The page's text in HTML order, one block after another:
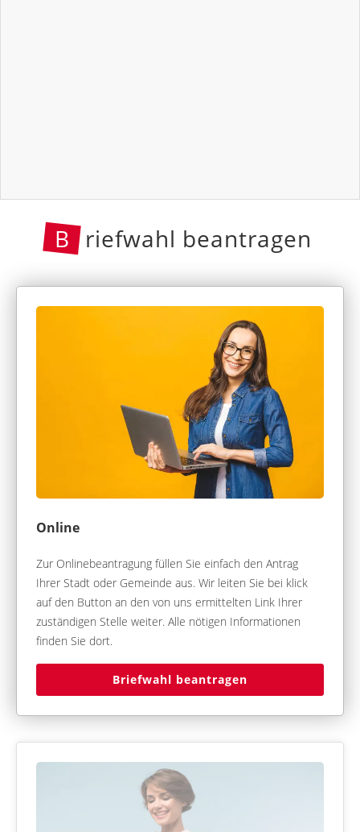
B riefwahl beantragen
Online
Zur Onlinebeantragung füllen Sie einfach den Antrag
Ihrer Stadt oder Gemeinde aus. Wir leiten Sie bei klick
auf den Button an den von uns ermittelten Link Ihrer
zuständigen Stelle weiter. Alle nötigen Informationen
finden Sie dort.
Briefwahl beantragen